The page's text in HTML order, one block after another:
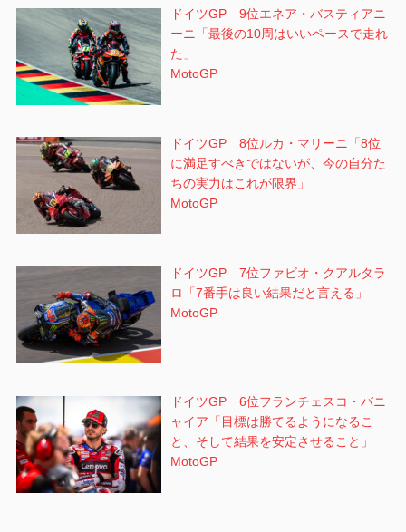
ドイツGP 9位エネア・バスティアニ
ーニ「最後の10周はいいペースで走れ
た」
MotoGP
ドイツGP 8位ルカ・マリーニ「8位
に満足すべきではないが、今の自分た
ちの実力はこれが限界」
MotoGP
ドイツGP 7位ファビオ・クアルタラ
ロ「7番手は良い結果だと言える」
MotoGP
ドイツGP 6位フランチェスコ・バニ
ャイア「目標は勝てるようになるこ
と、そして結果を安定させること」
MotoGP